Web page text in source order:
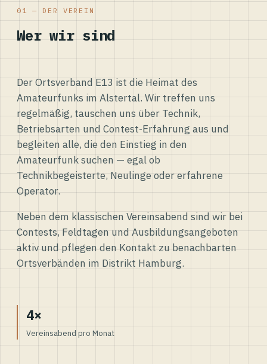
01 — DER VEREIN
Wer wir sind
Der Ortsverband E13 ist die Heimat des
Amateurfunks im Alstertal. Wir treffen uns
regelmäßig, tauschen uns über Technik,
Betriebsarten und Contest-Erfahrung aus und
begleiten alle, die den Einstieg in den
Amateurfunk suchen — egal ob
Technikbegeisterte, Neulinge oder erfahrene
Operator.
Neben dem klassischen Vereinsabend sind wir bei
Contests, Feldtagen und Ausbildungsangeboten
aktiv und pflegen den Kontakt zu benachbarten
Ortsverbänden im Distrikt Hamburg.
4×
Vereinsabend pro Monat